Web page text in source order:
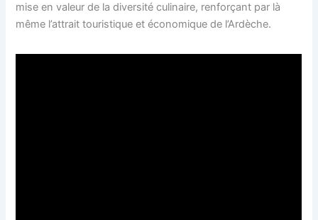
mise en valeur de la diversité culinaire, renforçant par là
même l’attrait touristique et économique de l’Ardèche.